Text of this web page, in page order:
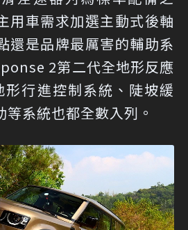
用車需求加選主動式後軸
還是品牌最厲害的輔助系
2第二代全地形反應
形行進控制系統、陡坡緩
系統也都全數入列。